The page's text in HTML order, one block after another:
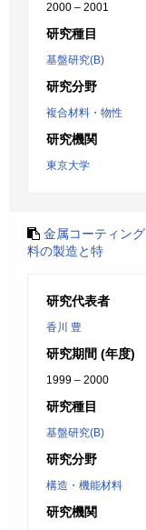
2000 – 2001
研究種目
基盤研究(B)
研究分野
複合材料・物性
研究機関
東京大学
金属コーティン
料の製造と特
研究代表者
香川 豊
研究期間 (年度)
1999 – 2000
研究種目
基盤研究(B)
研究分野
構造・機能材料
研究機関